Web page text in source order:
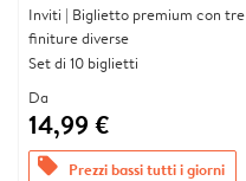
Inviti | Biglietto premium con tre
finiture diverse
Set di 10 biglietti
Da
14,99 €
offers Prezzi bassi tutti i giorni